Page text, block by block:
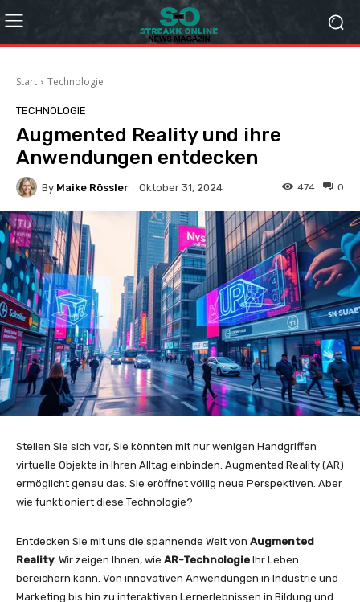
Start Technologie
TECHNOLOGIE
Augmented Reality und ihre
Anwendungen entdecken
By Maike Rössler Oktober 31, 2024 0
474
Stellen Sie sich vor, Sie könnten mit nur wenigen Handgriffen
virtuelle Objekte in Ihren Alltag einbinden. Augmented Reality (AR)
ermöglicht genau das. Sie eröffnet völlig neue Perspektiven. Aber
wie funktioniert diese Technologie?
Entdecken Sie mit uns die spannende Welt von Augmented
Reality. Wir zeigen Ihnen, wie AR-Technologie Ihr Leben
bereichern kann. Von innovativen Anwendungen in Industrie und
Marketing bis hin zu interaktiven Lernerlebnissen in Bildung und